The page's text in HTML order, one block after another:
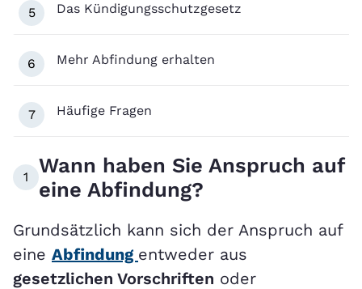
5 Das Kündigungsschutzgesetz
6 Mehr Abfindung erhalten
7 Häufige Fragen
1
Wann haben Sie Anspruch auf
eine Abfindung?
Grundsätzlich kann sich der Anspruch auf
eine Abfindung entweder aus
gesetzlichen Vorschriften oder